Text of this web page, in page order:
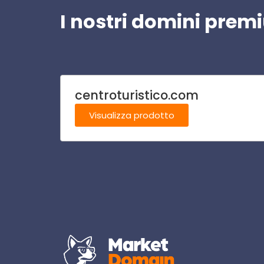
I nostri domini
centroturistico.com
Visualizza prodotto